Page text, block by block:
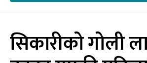
सिकारीको गोली